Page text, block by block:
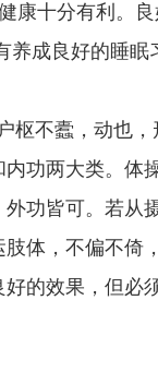
康十分有利。
养成良好的睡
枢不蠹，动也
功两大类。
功皆可。若
体，不偏不
的效果，但必